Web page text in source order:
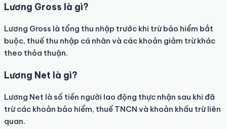
Lương Gross là gì?
Lương Gross là tổng thu nhập trước khi trừ bảo hiểm bắt
buộc, thuế thu nhập cá nhân và các khoản giảm trừ khác
theo thỏa thuận.
Lương Net là gì?
Lương Net là số tiền người lao động thực nhận sau khi đã
trừ các khoản bảo hiểm, thuế TNCN và khoản khấu trừ liên
quan.